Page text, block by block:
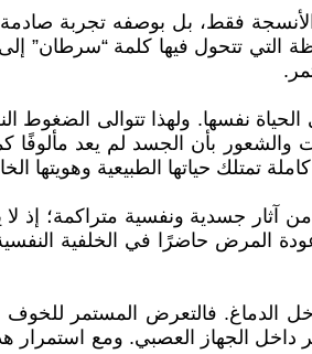
فقط، بل بوصفه تجربة صادمة
التي تتحول فيها كلمة “سرطان”
الحياة نفسها. ولهذا تتوالى
بأن الجسد لم يعد
تمتلك حياتها الطبيعية وهويتها
من آثار جسدية ونفسية متراكمة؛ إذ
المرض حاضرًا في الخلفية
الدماغ. فالتعرض المستمر
داخل الجهاز العصبي. ومع استمرار